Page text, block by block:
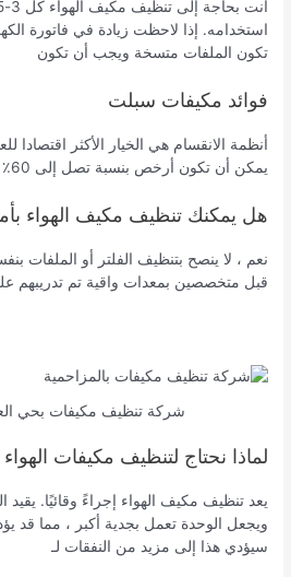
استخدامه. إذا لاحظت زيادة في فاتورة
تكون الملفات متسخة ويجب أن تكون
فوائد مكيفات سبلت
أنظمة الانقسام هي الخيار الأكثر اقتصادا
يمكن أن تكون أرخص بنسبة تصل إلى 60٪ من نظيراتها التقليدية.
هل يمكنك تنظيف مكيف الهواء
نعم ، لا ينصح بتنظيف الفلتر أو الملفات
قبل متخصصين بمعدات واقية تم تدريبهم
شركة تنظيف مكيفات بحي
لماذا نحتاج لتنظيف مكيفات الهواء
يعد تنظيف مكيف الهواء إجراءً وقائيًا. يقيد
ويجعل الوحدة تعمل بجدية أكبر ، مما قد
سيؤدي هذا إلى مزيد من النفقات لـ